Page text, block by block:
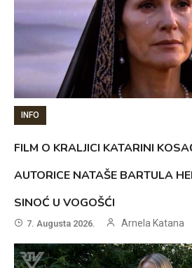
INFO
FILM O KRALJICI KATARINI
AUTORICE NATAŠE BARTULA
SINOĆ U VOGOŠĆI
7. Augusta 2026. Arnela Katana